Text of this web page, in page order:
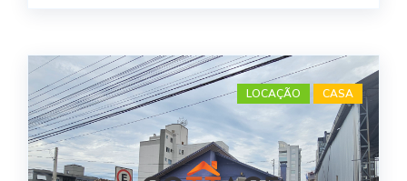
LOCAÇÃO CASA